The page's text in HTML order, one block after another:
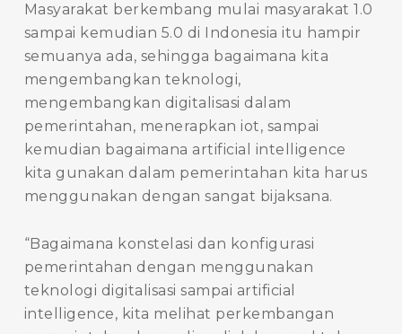
Masyarakat berkembang mulai masyarakat 1.0
sampai kemudian 5.0 di Indonesia itu hampir
semuanya ada, sehingga bagaimana kita
mengembangkan teknologi,
mengembangkan digitalisasi dalam
pemerintahan, menerapkan iot, sampai
kemudian bagaimana artificial intelligence
kita gunakan dalam pemerintahan kita harus
menggunakan dengan sangat bijaksana.
“Bagaimana konstelasi dan konfigurasi
pemerintahan dengan menggunakan
teknologi digitalisasi sampai artificial
intelligence, kita melihat perkembangan